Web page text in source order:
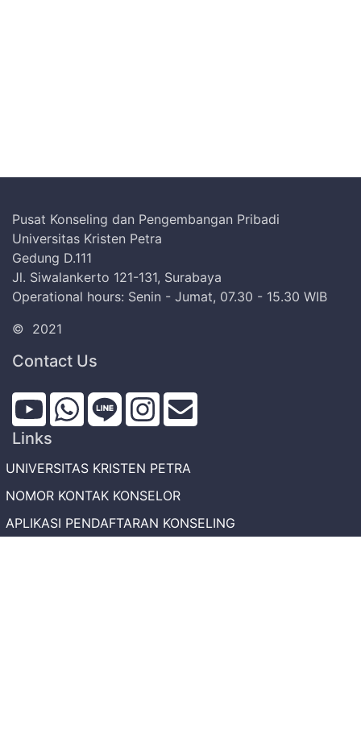
Pusat Konseling dan Pengembangan Pribadi
Universitas Kristen Petra
Gedung D.111
Jl. Siwalankerto 121-131, Surabaya
Operational hours: Senin - Jumat, 07.30 - 15.30 WIB
© 2021
Contact Us
Links
UNIVERSITAS KRISTEN PETRA
NOMOR KONTAK KONSELOR
APLIKASI PENDAFTARAN KONSELING